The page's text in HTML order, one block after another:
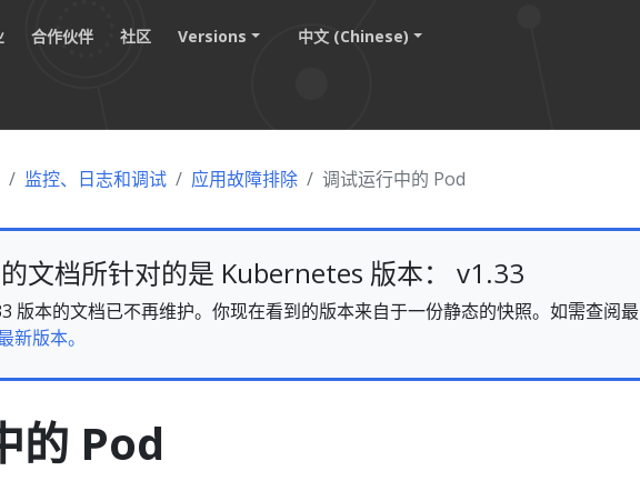
合作伙伴 社区 Versions 中文 (Chinese)
监控、日志和调试 应用故障排除 调试运行中的 Pod
文档所针对的是 Kubernetes 版本： v1.33
版本的文档已不再维护。你现在看到的版本来自于一份静态的快照。如需查阅最
新版本。
的 Pod